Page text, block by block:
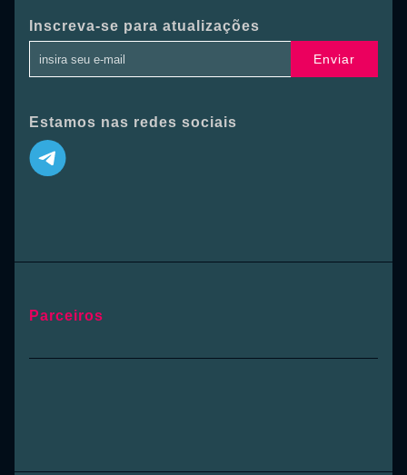
Inscreva-se para atualizações
Enviar
Estamos nas redes sociais
Parceiros